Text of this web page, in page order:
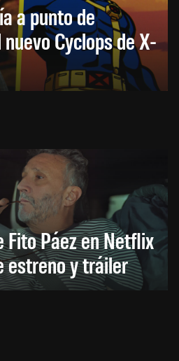
a punto de
Cyclops de X-
Fito Páez en Netflix
estreno y tráiler